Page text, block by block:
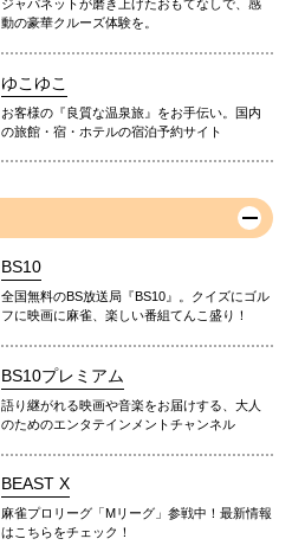
ジャパネットが磨き上げたおもてなしで、感
動の豪華クルーズ体験を。
ゆこゆこ
お客様の『良質な温泉旅』をお手伝い。国内
の旅館・宿・ホテルの宿泊予約サイト
BS10
全国無料のBS放送局『BS10』。クイズにゴル
フに映画に麻雀、楽しい番組てんこ盛り！
BS10プレミアム
語り継がれる映画や音楽をお届けする、大人
のためのエンタテインメントチャンネル
BEAST X
麻雀プロリーグ「Mリーグ」参戦中！最新情報
はこちらをチェック！